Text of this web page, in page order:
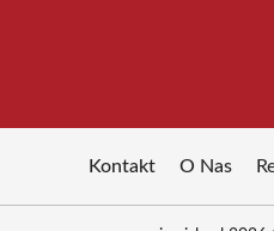
Kontakt O Nas